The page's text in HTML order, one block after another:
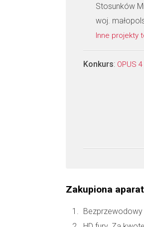
Stosunków
woj.
Inne projekty
Konkurs: OPUS 4
Zakupiona
Bezprzewodowy